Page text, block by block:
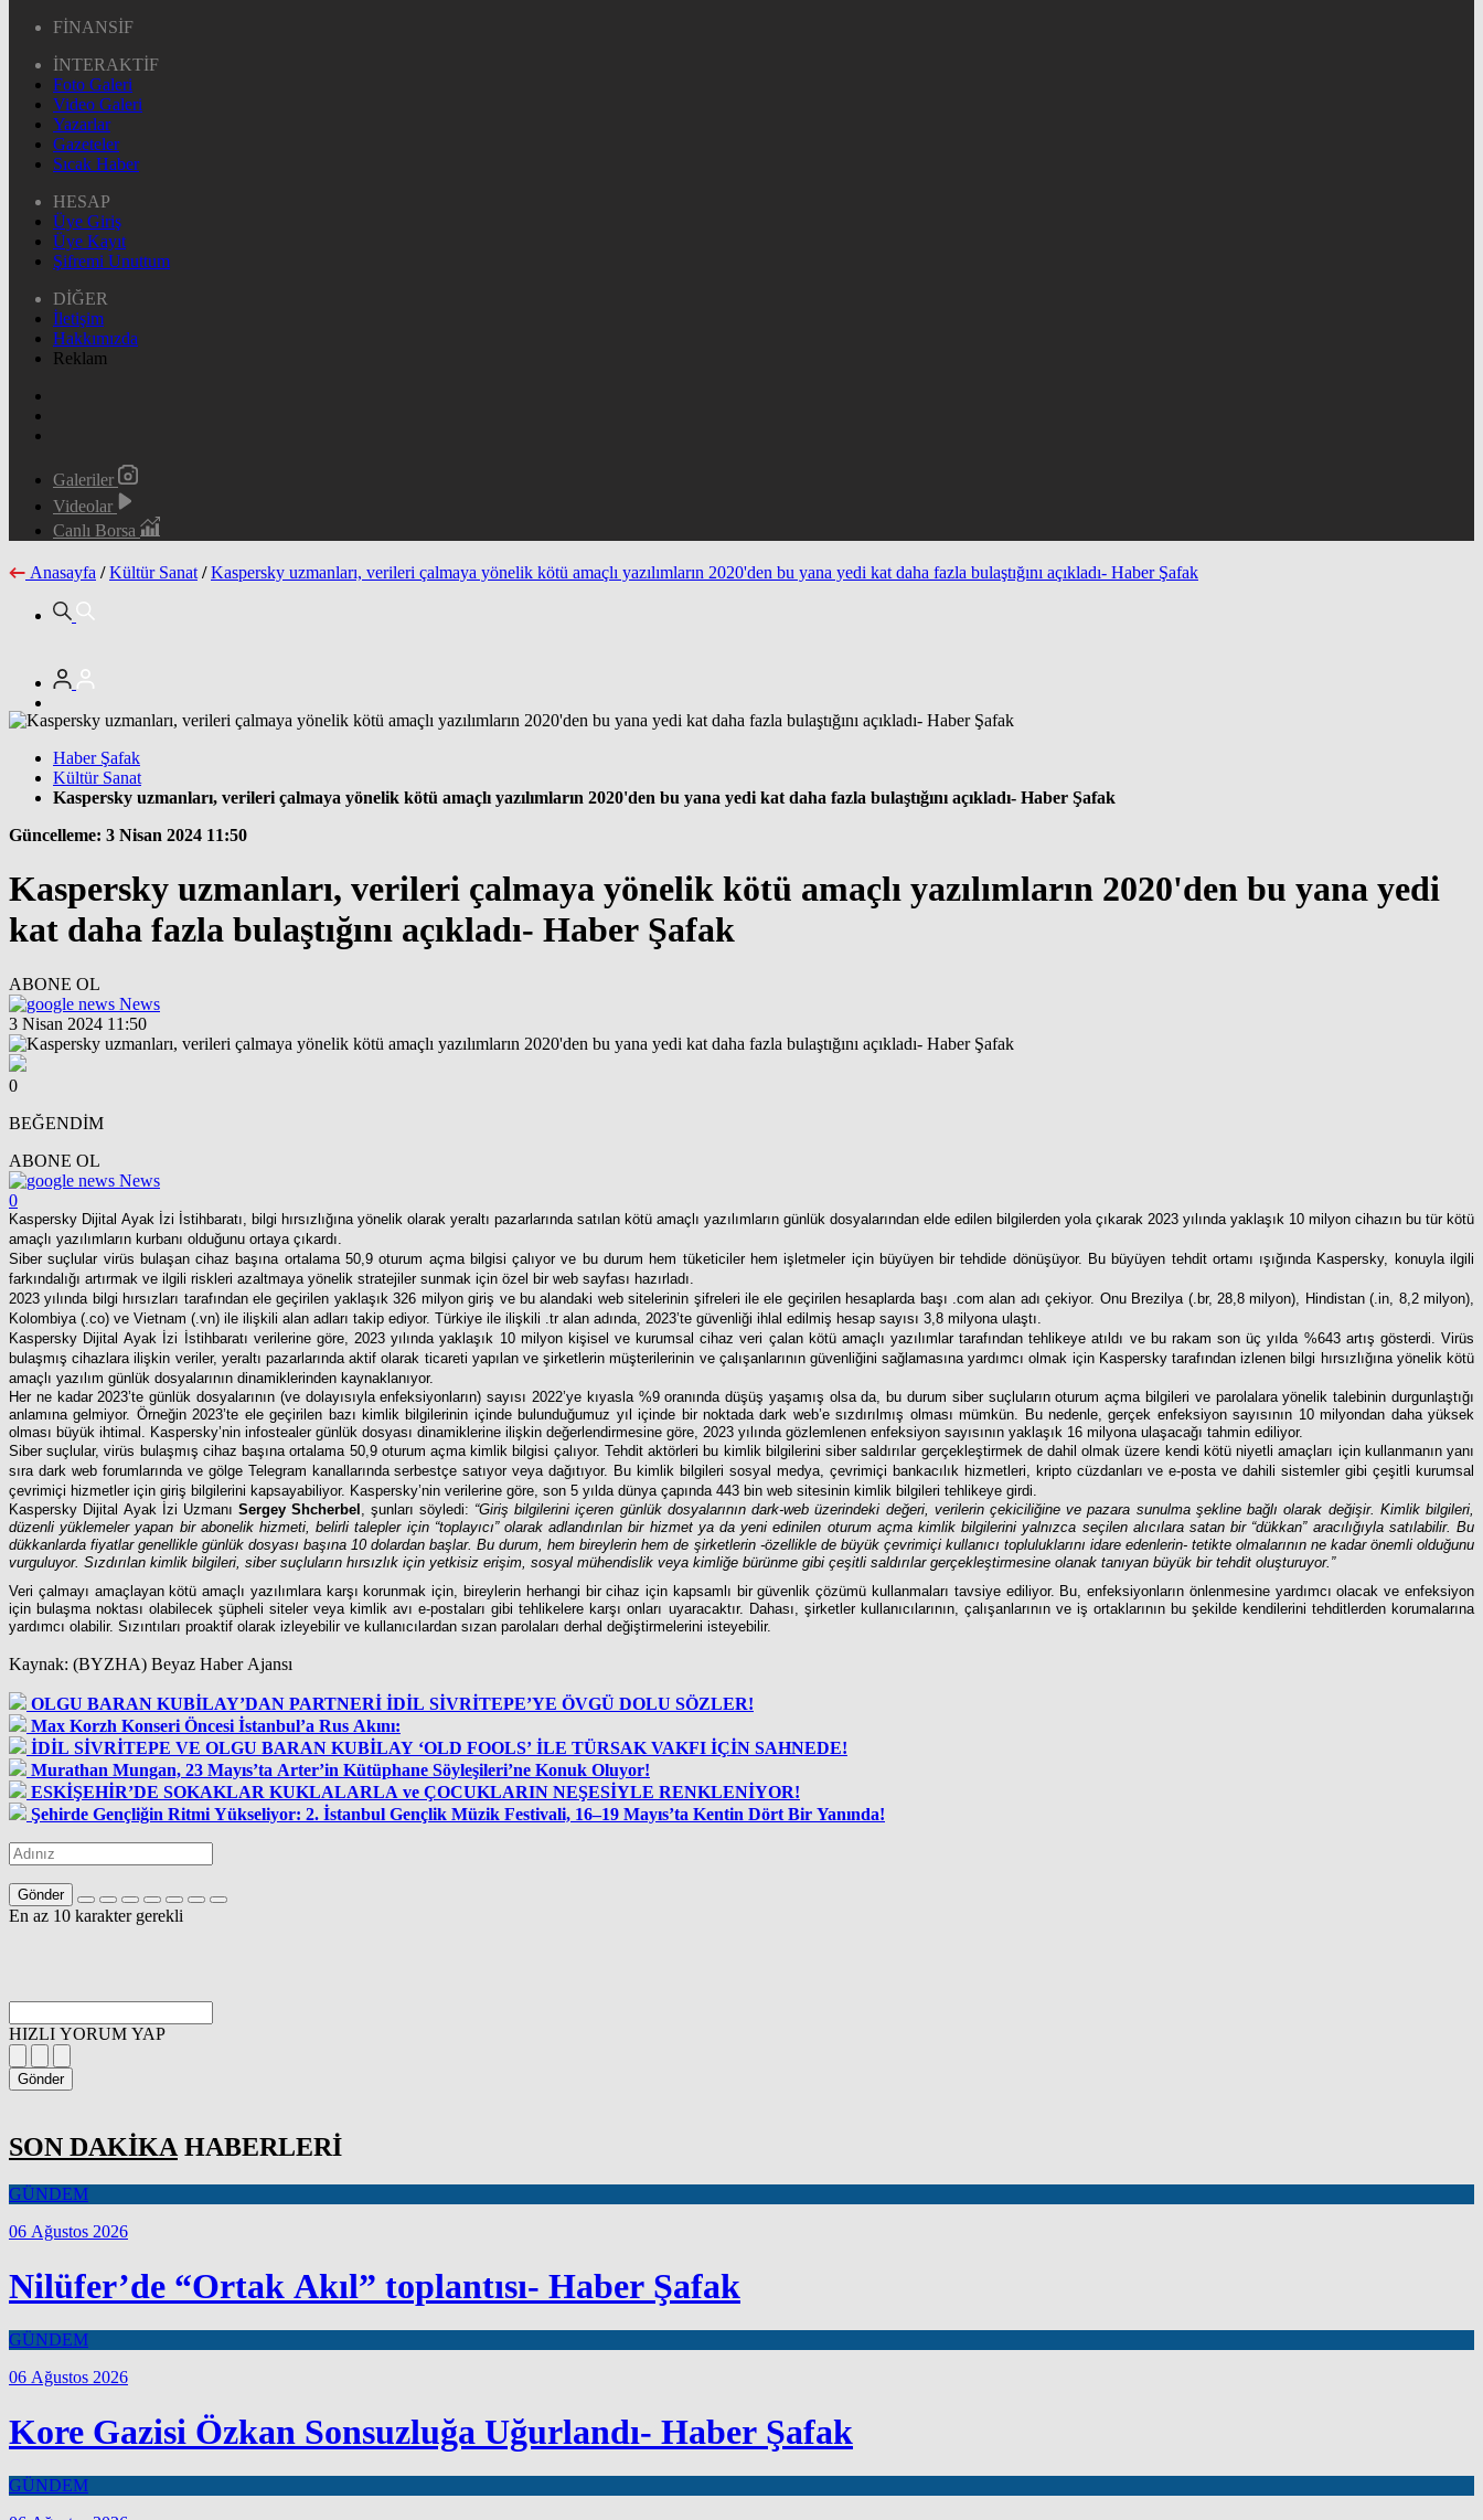
FİNANSİF
İNTERAKTİF
Foto Galeri
Video Galeri
Yazarlar
Gazeteler
Sıcak Haber
HESAP
Üye Giriş
Üye Kayıt
Şifremi Unuttum
DİĞER
İletişim
Hakkımızda
Reklam
Galeriler
Videolar
Canlı Borsa
Anasayfa / Kültür Sanat / Kaspersky uzmanları, verileri çalmaya yönelik kötü amaçlı yazılımların 2020'den bu yana yedi kat daha fazla bulaştığını açıkladı- Haber Şafak
Haber Şafak
Kültür Sanat
Kaspersky uzmanları, verileri çalmaya yönelik kötü amaçlı yazılımların 2020'den bu yana yedi kat daha fazla bulaştığını açıkladı- Haber Şafak
Güncelleme: 3 Nisan 2024 11:50
Kaspersky uzmanları, verileri çalmaya yönelik kötü amaçlı yazılımların 2020'den bu yana yedi
kat daha fazla bulaştığını açıkladı- Haber Şafak
ABONE OL
News
3 Nisan 2024 11:50
0
BEĞENDİM
ABONE OL
News
0
Kaspersky Dijital Ayak İzi İstihbaratı, bilgi hırsızlığına yönelik olarak yeraltı pazarlarında satılan kötü amaçlı yazılımların günlük dosyalarından elde edilen bilgilerden yola çıkarak 2023 yılında yaklaşık 10 milyon cihazın bu tür kötü
amaçlı yazılımların kurbanı olduğunu ortaya çıkardı.
Siber suçlular virüs bulaşan cihaz başına ortalama 50,9 oturum açma bilgisi çalıyor ve bu durum hem tüketiciler hem işletmeler için büyüyen bir tehdide dönüşüyor. Bu büyüyen tehdit ortamı ışığında Kaspersky, konuyla ilgili
farkındalığı artırmak ve ilgili riskleri azaltmaya yönelik stratejiler sunmak için özel bir web sayfası hazırladı.
2023 yılında bilgi hırsızları tarafından ele geçirilen yaklaşık 326 milyon giriş ve bu alandaki web sitelerinin şifreleri ile ele geçirilen hesaplarda başı .com alan adı çekiyor. Onu Brezilya (.br, 28,8 milyon), Hindistan (.in, 8,2 milyon),
Kolombiya (.co) ve Vietnam (.vn) ile ilişkili alan adları takip ediyor. Türkiye ile ilişkili .tr alan adında, 2023’te güvenliği ihlal edilmiş hesap sayısı 3,8 milyona ulaştı.
Kaspersky Dijital Ayak İzi İstihbaratı verilerine göre, 2023 yılında yaklaşık 10 milyon kişisel ve kurumsal cihaz veri çalan kötü amaçlı yazılımlar tarafından tehlikeye atıldı ve bu rakam son üç yılda %643 artış gösterdi. Virüs
bulaşmış cihazlara ilişkin veriler, yeraltı pazarlarında aktif olarak ticareti yapılan ve şirketlerin müşterilerinin ve çalışanlarının güvenliğini sağlamasına yardımcı olmak için Kaspersky tarafından izlenen bilgi hırsızlığına yönelik kötü
amaçlı yazılım günlük dosyalarının dinamiklerinden kaynaklanıyor.
Her ne kadar 2023’te günlük dosyalarının (ve dolayısıyla enfeksiyonların) sayısı 2022’ye kıyasla %9 oranında düşüş yaşamış olsa da, bu durum siber suçluların oturum açma bilgileri ve parolalara yönelik talebinin durgunlaştığı
anlamına gelmiyor. Örneğin 2023’te ele geçirilen bazı kimlik bilgilerinin içinde bulunduğumuz yıl içinde bir noktada dark web’e sızdırılmış olması mümkün. Bu nedenle, gerçek enfeksiyon sayısının 10 milyondan daha yüksek
olması büyük ihtimal. Kaspersky’nin infostealer günlük dosyası dinamiklerine ilişkin değerlendirmesine göre, 2023 yılında gözlemlenen enfeksiyon sayısının yaklaşık 16 milyona ulaşacağı tahmin ediliyor.
Siber suçlular, virüs bulaşmış cihaz başına ortalama 50,9 oturum açma kimlik bilgisi çalıyor. Tehdit aktörleri bu kimlik bilgilerini siber saldırılar gerçekleştirmek de dahil olmak üzere kendi kötü niyetli amaçları için kullanmanın yanı
sıra dark web forumlarında ve gölge Telegram kanallarında serbestçe satıyor veya dağıtıyor. Bu kimlik bilgileri sosyal medya, çevrimiçi bankacılık hizmetleri, kripto cüzdanları ve e-posta ve dahili sistemler gibi çeşitli kurumsal
çevrimiçi hizmetler için giriş bilgilerini kapsayabiliyor. Kaspersky’nin verilerine göre, son 5 yılda dünya çapında 443 bin web sitesinin kimlik bilgileri tehlikeye girdi.
Kaspersky Dijital Ayak İzi Uzmanı Sergey Shcherbel , şunları söyledi: “Giriş bilgilerini içeren günlük dosyalarının dark-web üzerindeki değeri, verilerin çekiciliğine ve pazara sunulma şekline bağlı olarak değişir. Kimlik bilgileri,
düzenli yüklemeler yapan bir abonelik hizmeti, belirli talepler için “toplayıcı” olarak adlandırılan bir hizmet ya da yeni edinilen oturum açma kimlik bilgilerini yalnızca seçilen alıcılara satan bir “dükkan” aracılığıyla satılabilir. Bu
dükkanlarda fiyatlar genellikle günlük dosyası başına 10 dolardan başlar. Bu durum, hem bireylerin hem de şirketlerin -özellikle de büyük çevrimiçi kullanıcı topluluklarını idare edenlerin- tetikte olmalarının ne kadar önemli olduğunu
vurguluyor. Sızdırılan kimlik bilgileri, siber suçluların hırsızlık için yetkisiz erişim, sosyal mühendislik veya kimliğe bürünme gibi çeşitli saldırılar gerçekleştirmesine olanak tanıyan büyük bir tehdit oluşturuyor.”
Veri çalmayı amaçlayan kötü amaçlı yazılımlara karşı korunmak için, bireylerin herhangi bir cihaz için kapsamlı bir güvenlik çözümü kullanmaları tavsiye ediliyor. Bu, enfeksiyonların önlenmesine yardımcı olacak ve enfeksiyon
için bulaşma noktası olabilecek şüpheli siteler veya kimlik avı e-postaları gibi tehlikelere karşı onları uyaracaktır. Dahası, şirketler kullanıcılarının, çalışanlarının ve iş ortaklarının bu şekilde kendilerini tehditlerden korumalarına
yardımcı olabilir. Sızıntıları proaktif olarak izleyebilir ve kullanıcılardan sızan parolaları derhal değiştirmelerini isteyebilir.
Kaynak: (BYZHA) Beyaz Haber Ajansı
OLGU BARAN KUBİLAY’DAN PARTNERİ İDİL SİVRİTEPE’YE ÖVGÜ DOLU SÖZLER!
Max Korzh Konseri Öncesi İstanbul’a Rus Akını:
İDİL SİVRİTEPE VE OLGU BARAN KUBİLAY ‘OLD FOOLS’ İLE TÜRSAK VAKFI İÇİN SAHNEDE!
Murathan Mungan, 23 Mayıs’ta Arter’in Kütüphane Söyleşileri’ne Konuk Oluyor!
ESKİŞEHİR’DE SOKAKLAR KUKLALARLA ve ÇOCUKLARIN NEŞESİYLE RENKLENİYOR!
Şehirde Gençliğin Ritmi Yükseliyor: 2. İstanbul Gençlik Müzik Festivali, 16–19 Mayıs’ta Kentin Dört Bir Yanında!
Gönder
En az 10 karakter gerekli
HIZLI YORUM YAP
Gönder
SON DAKİKAHABERLERİ
GÜNDEM
06 Ağustos 2026
Nilüfer’de “Ortak Akıl” toplantısı- Haber Şafak
GÜNDEM
06 Ağustos 2026
Kore Gazisi Özkan Sonsuzluğa Uğurlandı- Haber Şafak
GÜNDEM